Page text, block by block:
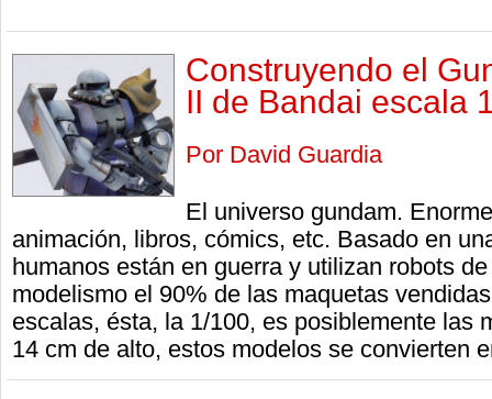
Construyendo el
II de Bandai escala
Por David Guardia
El universo gundam.
animación, libros, cómics, etc. Basado en
humanos están en guerra y utilizan robots
modelismo el 90% de las maquetas
escalas, ésta, la 1/100, es posiblemente las
14 cm de alto, estos modelos se convierten